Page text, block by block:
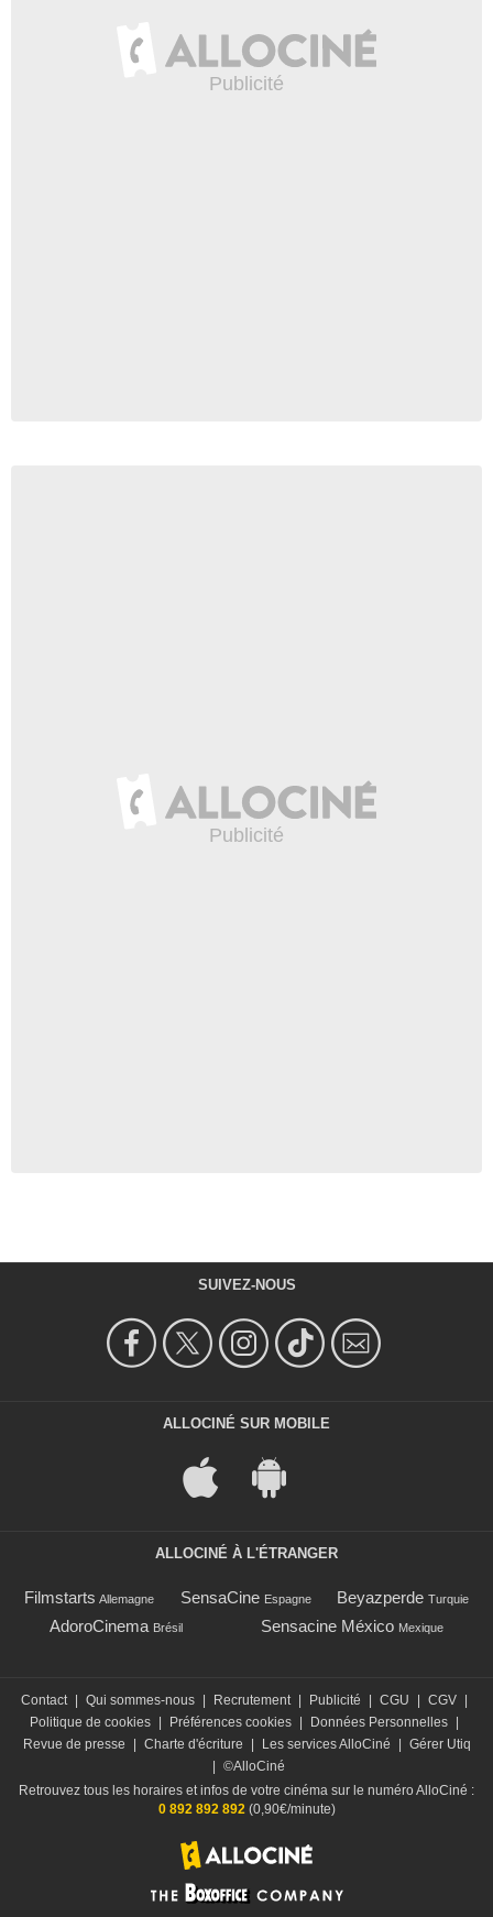
SUIVEZ-NOUS
ALLOCINÉ SUR MOBILE
ALLOCINÉ À L'ÉTRANGER
Filmstarts Allemagne SensaCine Espagne Beyazperde Turquie
AdoroCinema Brésil Sensacine México Mexique
Contact Qui sommes-nous Recrutement Publicité CGU CGV
Politique de cookies
Préférences cookies Données Personnelles
Revue de presse
Charte d'écriture Les services AlloCiné
Gérer Utiq
©AlloCiné
Retrouvez tous les horaires et infos de votre cinéma sur le numéro AlloCiné :
0 892 892 892(0,90€/minute)